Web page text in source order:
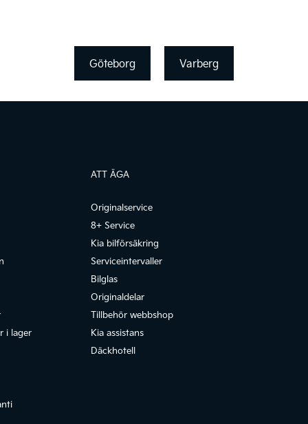
Göteborg Varberg
i lager
ATT ÄGA
Originalservice
8+ Service
Kia bilförsäkring
Serviceintervaller
Bilglas
Originaldelar
Tillbehör webbshop
Kia assistans
Däckhotell